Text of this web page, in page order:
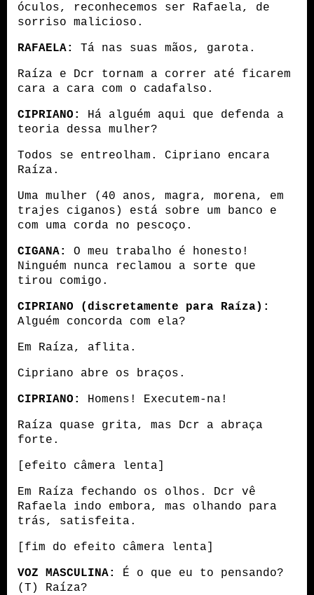
óculos, reconhecemos ser Rafaela, de
sorriso malicioso.
RAFAELA: Tá nas suas mãos, garota.
Raíza e Dcr tornam a correr até ficarem
cara a cara com o cadafalso.
CIPRIANO:
Há alguém aqui que defenda a
teoria dessa mulher?
Todos se entreolham. Cipriano encara
Raíza.
Uma mulher (40 anos, magra, morena, em
trajes ciganos) está sobre um banco e
com uma corda no pescoço.
CIGANA:
O meu trabalho é honesto!
Ninguém nunca reclamou a sorte que
tirou comigo.
CIPRIANO (discretamente para Raíza):
Alguém concorda com ela?
Em Raíza, aflita.
Cipriano abre os braços.
CIPRIANO: Homens! Executem-na!
Raíza quase grita, mas Dcr a abraça
forte.
[efeito câmera lenta]
Em Raíza fechando os olhos. Dcr vê
Rafaela indo embora, mas olhando para
trás, satisfeita.
[fim do efeito câmera lenta]
VOZ MASCULINA:
É o que eu to pensando?
(T) Raíza?